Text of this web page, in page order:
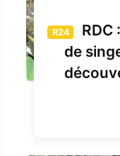
R24
RDC
de